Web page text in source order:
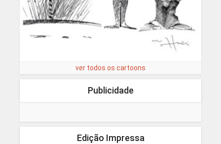
ver todos os cartoons
Publicidade
Edição Impressa